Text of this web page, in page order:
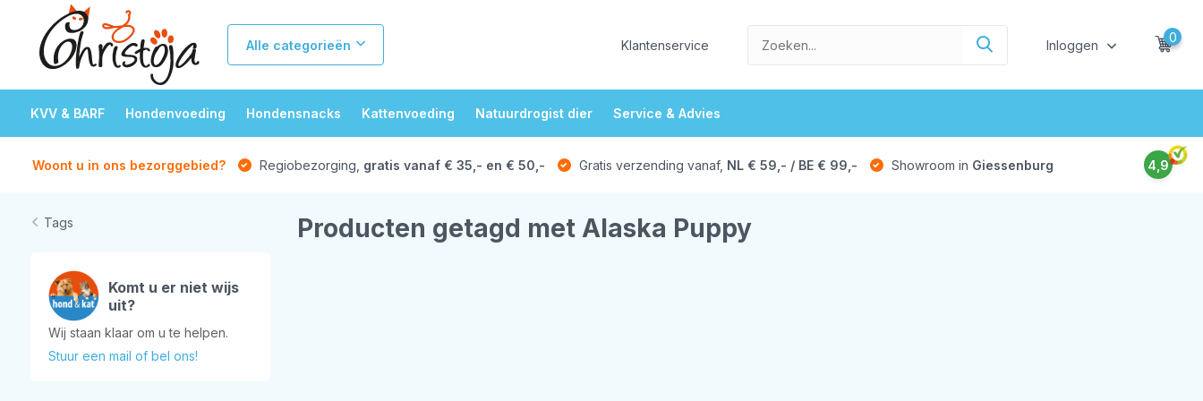
Alle categorieën Klantenservice Inloggen
0
KVV & BARF Hondenvoeding Hondensnacks Kattenvoeding Natuurdrogist dier Service & Advies
Woont u in ons bezorggebied? Regiobezorging, gratis vanaf € 35,- en € 50,- Gratis verzending vanaf, NL € 59,- / BE € 99,- Showroom in Giessenburg 4,9
Tags
Komt u er niet wijs
uit?
Wij staan klaar om u te helpen.
Stuur een mail of bel ons!
Producten getagd met Alaska Puppy